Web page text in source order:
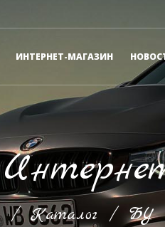
ИНТЕРНЕТ-МАГАЗИН
/ Каталог / БУ